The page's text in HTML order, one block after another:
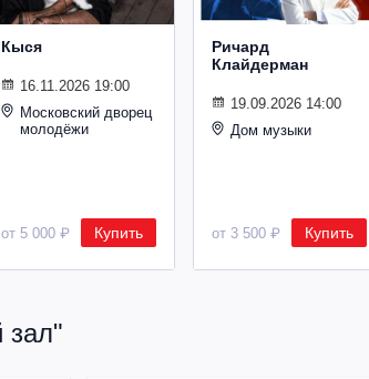
Кыся
16.11.2026 19:00
Московский дворец
молодёжи
от 5 000 ₽ Купить
Ричард
Клайдерман
19.09.2026 14:00
Дом музыки
от 3 500 ₽ Купить
зал"